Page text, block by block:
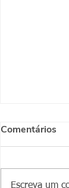
Comentários
Escreva um